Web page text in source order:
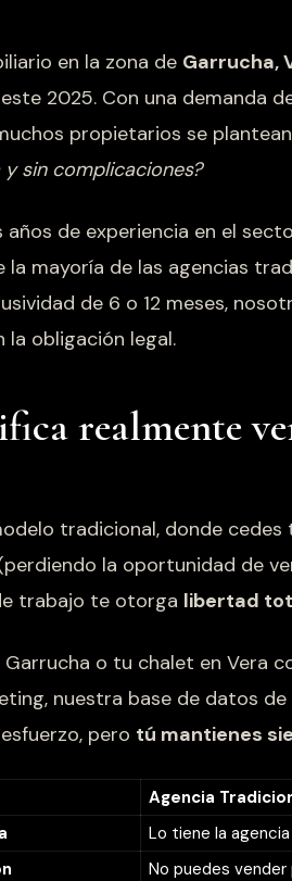
en la zona de Garrucha,
2025. Con una demanda
propietarios se
sin complicaciones?
años de experiencia en el
la mayoría de las agencias
de 6 o 12 meses,
la obligación legal.
realmente
tradicional, donde
la oportunidad de
trabajo te otorga libertad
o tu chalet en Vera
nuestra base de datos
pero tú mantienes
Agencia
Lo tiene la agencia
No puedes